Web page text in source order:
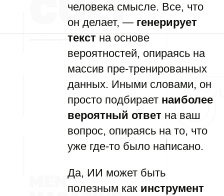
человека смысле. Все, что
он делает, — генерирует
текстна основе
вероятностей, опираясь на
массив пре-тренированных
данных. Иными словами, он
просто подбирает наиболее
вероятный ответ на ваш
вопрос, опираясь на то, что
уже где-то было написано.
Да, ИИ может быть
полезным как инструмент